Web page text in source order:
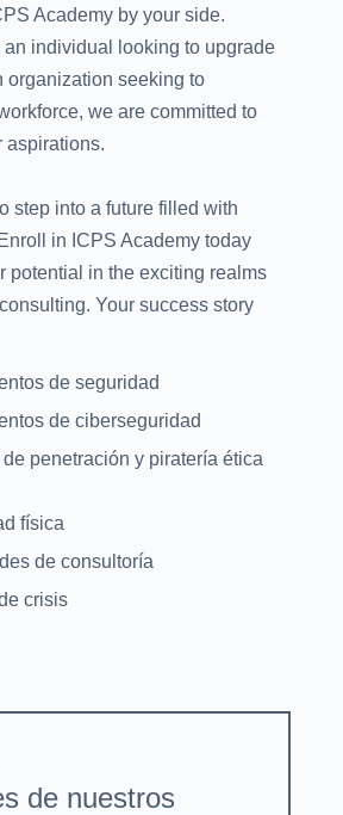
Academy by your side.
an individual looking to upgrade
organization seeking to
we are committed to
aspirations.
step into a future filled with
in ICPS Academy today
potential in the exciting realms
Your success story
de seguridad
de ciberseguridad
de penetración y piratería ética
física
de consultoría
crisis
de nuestros